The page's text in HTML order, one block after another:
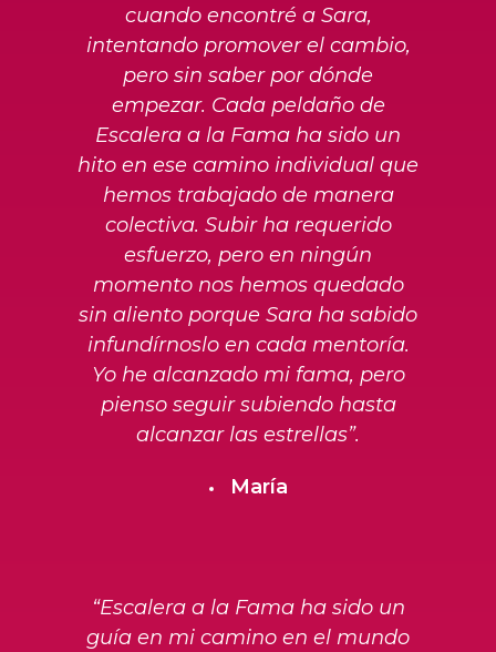
cuando encontré a Sara,
intentando promover el cambio,
pero sin saber por dónde
empezar. Cada peldaño de
Escalera a la Fama ha sido un
hito en ese camino individual que
hemos trabajado de manera
colectiva. Subir ha requerido
esfuerzo, pero en ningún
momento nos hemos quedado
sin aliento porque Sara ha sabido
infundírnoslo en cada mentoría.
Yo he alcanzado mi fama, pero
pienso seguir subiendo hasta
alcanzar las estrellas”.
María
“Escalera a la Fama ha sido un
guía en mi camino en el mundo